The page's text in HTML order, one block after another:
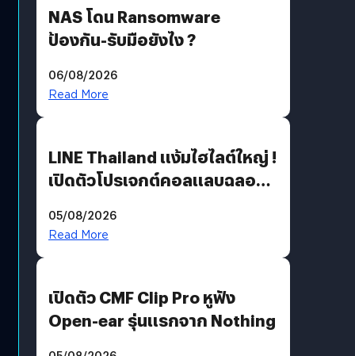
NAS โดน Ransomware
ป้องกัน-รับมือยังไง ?
06/08/2026
Read More
LINE Thailand แง้มไฮไลต์ใหญ่ !
เปิดตัวโปรเจกต์คอลแลบฉลอง
Moon x LINE FRIENDS
05/08/2026
Read More
เปิดตัว CMF Clip Pro หูฟัง
Open-ear รุ่นแรกจาก Nothing